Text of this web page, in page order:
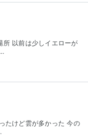
所 以前は少しイエローが
たけど雲が多かった 今の